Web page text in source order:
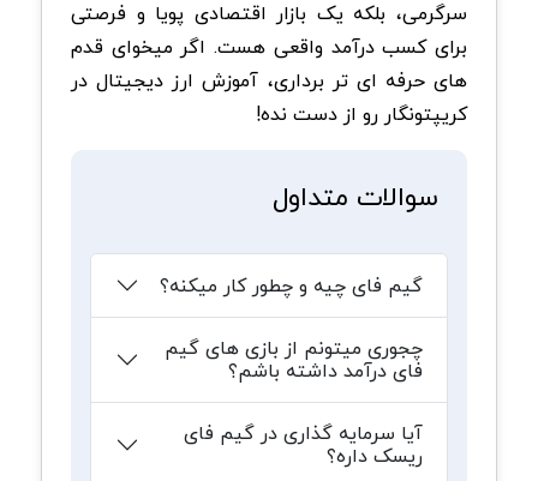
سرگرمی، بلکه یک بازار اقتصادی پویا و فرصتی
برای کسب درآمد واقعی هست. اگر میخوای قدم
های حرفه ای تر برداری، آموزش ارز دیجیتال در
کریپتونگار رو از دست نده!
سوالات متداول
گیم فای چیه و چطور کار میکنه؟
چجوری میتونم از بازی های گیم
فای درآمد داشته باشم؟
آیا سرمایه گذاری در گیم فای
ریسک داره؟